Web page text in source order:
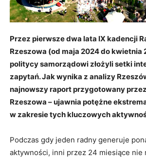
Przez pierwsze dwa lata IX kadencji
Rzeszowa (od maja 2024 do kwietnia
politycy samorządowi złożyli setki
zapytań. Jak wynika z analizy
najnowszy raport przygotowany
Rzeszowa – ujawnia potężne
w zakresie tych kluczowych
Podczas gdy jeden radny generuje
aktywności, inni przez 24 miesiące nie